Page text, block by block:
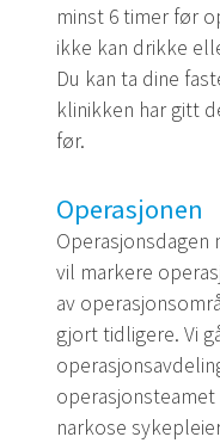
minst 6 timer før
ikke kan drikke
Du kan ta dine
klinikken har gitt
før.
Operasjonen
Operasjonsdagen
vil markere
av
gjort tidligere. Vi
narkose